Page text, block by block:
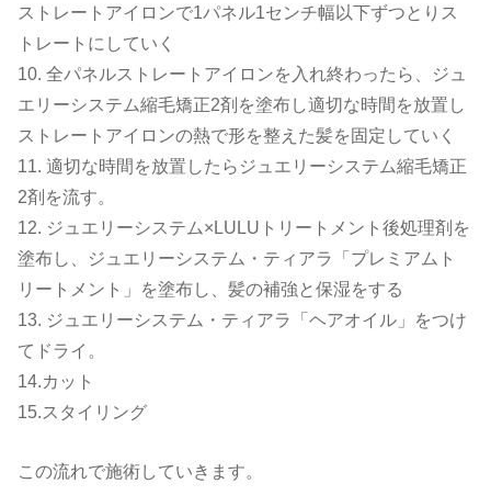
ストレートアイロンで1パネル1センチ幅以下ずつとりス
トレートにしていく
10. 全パネルストレートアイロンを入れ終わったら、ジュ
エリーシステム縮毛矯正2剤を塗布し適切な時間を放置し
ストレートアイロンの熱で形を整えた髪を固定していく
11. 適切な時間を放置したらジュエリーシステム縮毛矯正
2剤を流す。
12. ジュエリーシステム×LULUトリートメント後処理剤を
塗布し、ジュエリーシステム・ティアラ「プレミアムト
リートメント」を塗布し、髪の補強と保湿をする
13. ジュエリーシステム・ティアラ「ヘアオイル」をつけ
てドライ。
14.カット
15.スタイリング
この流れで施術していきます。